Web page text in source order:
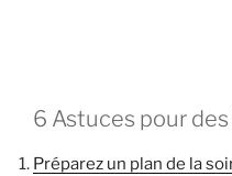
6 Astuces pour
Préparez un plan de la